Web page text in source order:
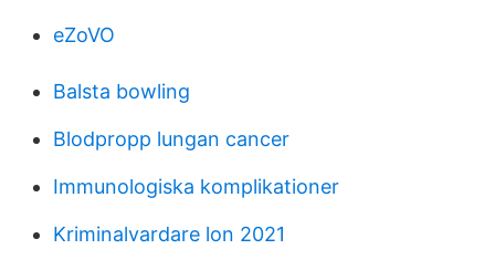
eZoVO
Balsta bowling
Blodpropp lungan cancer
Immunologiska komplikationer
Kriminalvardare lon 2021